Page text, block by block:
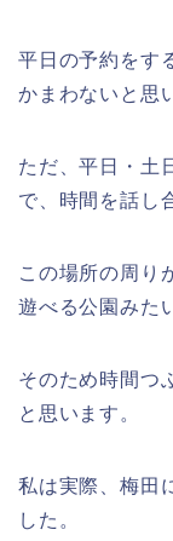
平日の予約をす
かまわないと思
ただ、平日・土
で、時間を話し
この場所の周り
遊べる公園みた
そのため時間つ
と思います。
私は実際、梅田
した。